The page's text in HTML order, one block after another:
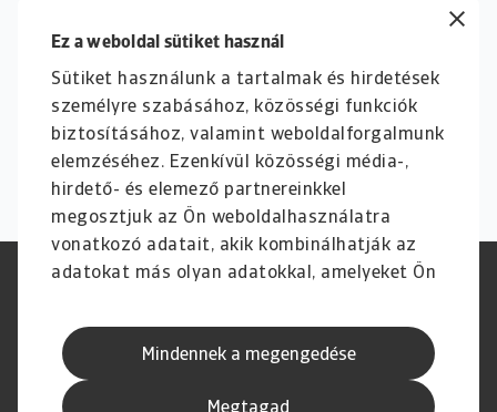
Ez a weboldal sütiket használ
Sütiket használunk a tartalmak és hirdetések
személyre szabásához, közösségi funkciók
biztosításához, valamint weboldalforgalmunk
elemzéséhez. Ezenkívül közösségi média-,
hirdető- és elemező partnereinkkel
megosztjuk az Ön weboldalhasználatra
vonatkozó adatait, akik kombinálhatják az
adatokat más olyan adatokkal, amelyeket Ön
használt más szolgáltatásokból gyűjtöttek.
Mindennek a megengedése
Adathalászat és Biztonság
Speak Up Csatornák
Jogi Nyilatkozat
Pénzügyi Navigátor